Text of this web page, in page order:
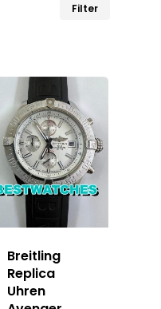
Filter
Breitling
Replica
Uhren